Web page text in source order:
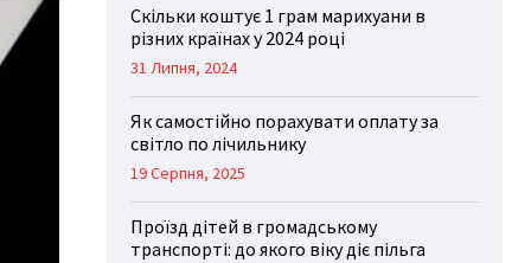
Скільки коштує 1 грам марихуани в
різних країнах у 2024 році
31 Липня, 2024
Як самостійно порахувати оплату за
світло по лічильнику
19 Серпня, 2025
Проїзд дітей в громадському
транспорті: до якого віку діє пільга